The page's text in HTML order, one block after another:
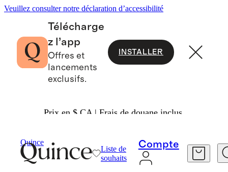
Veuillez consulter notre déclaration d’accessibilité
Télécharge
z l’app
Offres et
lancements
exclusifs.
INSTALLER
Prix en $ CA | Frais de douane inclus.
Quince
Liste de
souhaits
Compte